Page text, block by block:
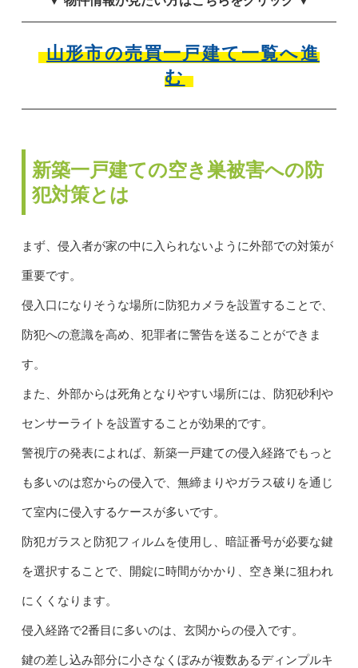
山形市の売買一戸建て一覧へ進
む
新築一戸建ての空き巣被害への防
犯対策とは
まず、侵入者が家の中に入られないように外部での対策が
重要です。
侵入口になりそうな場所に防犯カメラを設置することで、
防犯への意識を高め、犯罪者に警告を送ることができま
す。
また、外部からは死角となりやすい場所には、防犯砂利や
センサーライトを設置することが効果的です。
警視庁の発表によれば、新築一戸建ての侵入経路でもっと
も多いのは窓からの侵入で、無締まりやガラス破りを通じ
て室内に侵入するケースが多いです。
防犯ガラスと防犯フィルムを使用し、暗証番号が必要な鍵
を選択することで、開錠に時間がかかり、空き巣に狙われ
にくくなります。
侵入経路で2番目に多いのは、玄関からの侵入です。
鍵の差し込み部分に小さなくぼみが複数あるディンプルキ